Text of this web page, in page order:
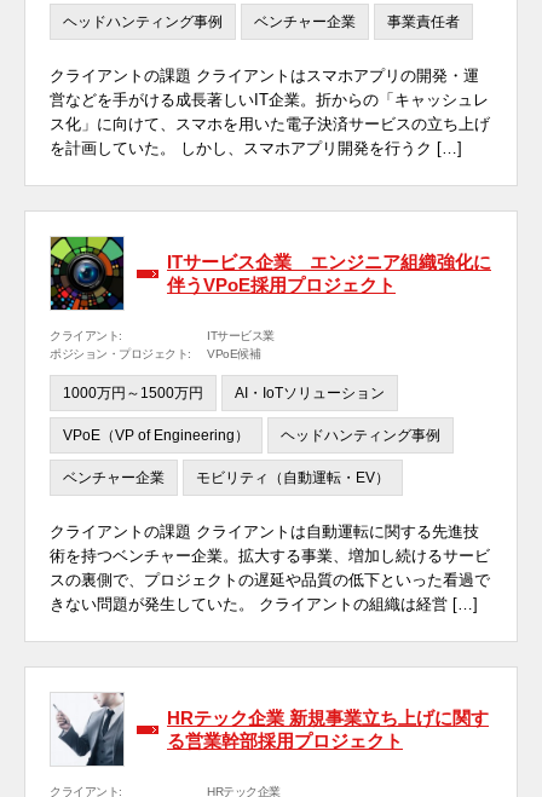
ヘッドハンティング事例 ベンチャー企業 事業責任者
クライアントの課題 クライアントはスマホアプリの開発・運
営などを手がける成長著しいIT企業。折からの「キャッシュレ
ス化」に向けて、スマホを用いた電子決済サービスの立ち上げ
を計画していた。 しかし、スマホアプリ開発を行うク […]
ITサービス企業 エンジニア組織強化に
伴うVPoE採用プロジェクト
クライアント:
ITサービス業
ポジション・プロジェクト:
VPoE候補
1000万円～1500万円 AI・IoTソリューション
VPoE（VP of Engineering） ヘッドハンティング事例
ベンチャー企業 モビリティ（自動運転・EV）
クライアントの課題 クライアントは自動運転に関する先進技
術を持つベンチャー企業。拡大する事業、増加し続けるサービ
スの裏側で、プロジェクトの遅延や品質の低下といった看過で
きない問題が発生していた。 クライアントの組織は経営 […]
HRテック企業 新規事業立ち上げに関す
る営業幹部採用プロジェクト
クライアント: HRテック企業